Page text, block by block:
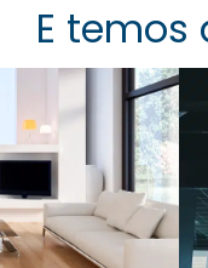
E temos